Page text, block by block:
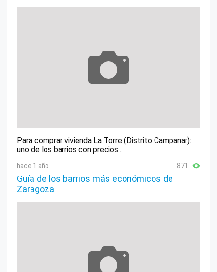
Para comprar vivienda La Torre (Distrito Campanar):
uno de los barrios con precios...
hace 1 año 871
Guía de los barrios más económicos de
Zaragoza